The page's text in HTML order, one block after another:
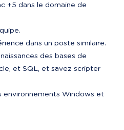
+5 dans le domaine de
dans un poste similaire.
des bases de
et SQL, et savez scripter
environnements Windows et